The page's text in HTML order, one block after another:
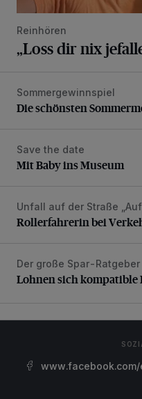
Reinhören
„Loss dir nix
Die schönsten
Sommergewinnspiel
Die schönsten
Mit Baby ins Museum
Save the date
Mit Baby ins Museum
Rollerfahrerin bei
Unfall auf der Straße
Rollerfahrerin bei
Lohnen sich kompatible
Der große Spar-Ratgeber
Lohnen sich